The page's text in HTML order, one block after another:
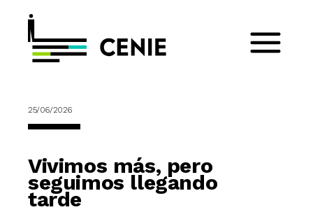
25/06/2026
Vivimos más, pero
seguimos llegando
tarde